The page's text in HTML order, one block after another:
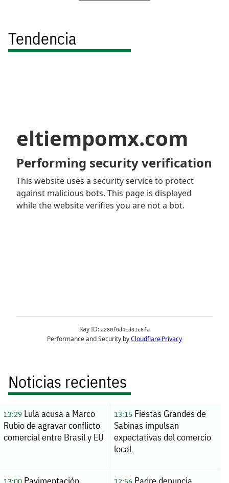
Tendencia
Noticias recientes
13:29Lula acusa a Marco
Rubio de agravar conflicto
comercial entre Brasil y EU
13:15Fiestas Grandes de
Sabinas impulsan
expectativas del comercio
local